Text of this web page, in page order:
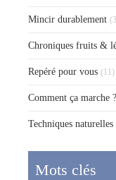
Mincir durablement
Chroniques fruits &
Repéré pour vous (11)
Comment ça marche ?
Techniques naturelles
Mots clés